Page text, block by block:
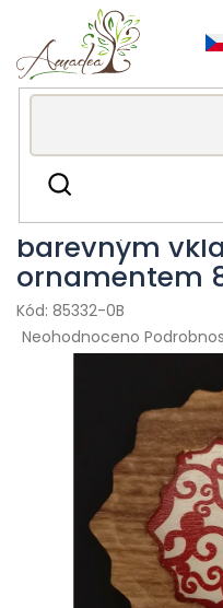
obsah
Hledat
Dřevěná výroba z Česka
Dřevěná
barevným
ornamentem
85332-0B
Průměrné
hodnocení
Neohodnoceno